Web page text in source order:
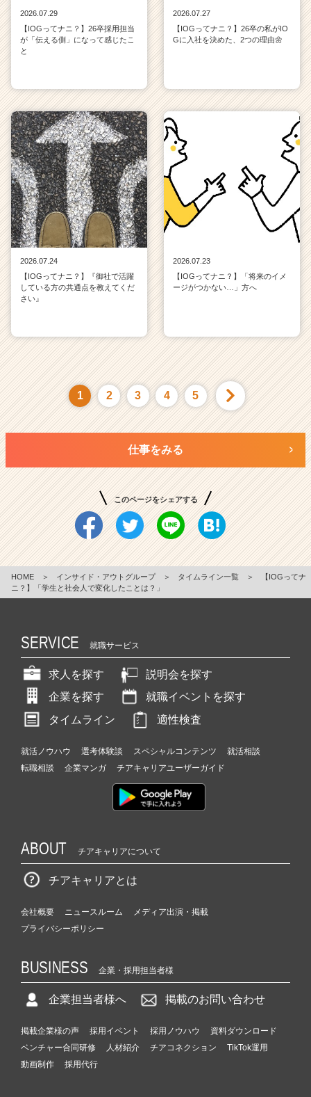
2026.07.29
【IOGってナニ？】26卒採用担当
が「伝える側」になって感じたこ
と
2026.07.27
【IOGってナニ？】26卒の私がIO
Gに入社を決めた、2つの理由🌼
2026.07.24
【IOGってナニ？】『御社で活躍
している方の共通点を教えてくだ
さい』
2026.07.23
【IOGってナニ？】「将来のイメ
ージがつかない…」方へ
1 2 3 4 5
仕事をみる
このページをシェアする
HOME ＞ インサイド・アウトグループ ＞ タイムライン一覧 ＞
【IOGってナ
ニ？】「学生と社会人で変化したことは？」
SERVICE 就職サービス
求人を探す
説明会を探す
企業を探す
就職イベントを探す
タイムライン
適性検査
就活ノウハウ 選考体験談 スペシャルコンテンツ
就活相談
転職相談
企業マンガ チアキャリアユーザーガイド
ABOUT チアキャリアについて
チアキャリアとは
会社概要 ニュースルーム
メディア出演・掲載
プライバシーポリシー
BUSINESS 企業・採用担当者様
企業担当者様へ 掲載のお問い合わせ
掲載企業様の声 採用イベント 採用ノウハウ
資料ダウンロード
ベンチャー合同研修
人材紹介 チアコネクション
TikTok運用
動画制作
採用代行